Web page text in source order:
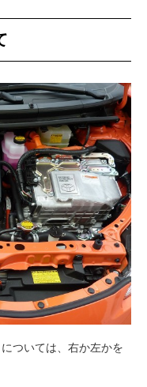
ついては、右か左かを